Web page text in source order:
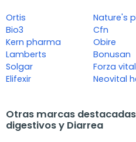
Ortis
Bio3
Kern pharma
Lamberts
Solgar
Elifexir
Nature's
Cfn
Obire
Bonusan
Forza
Neovital
Otras marcas
digestivos y Diarrea